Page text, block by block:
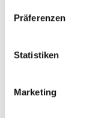
Präferenzen
Statistiken
Marketing